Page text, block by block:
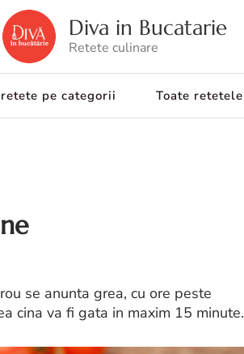
Diva in Bucatarie
Retete culinare
pe categorii Toate retetele
se anunta grea, cu ore peste
cina va fi gata in maxim 15 minute.